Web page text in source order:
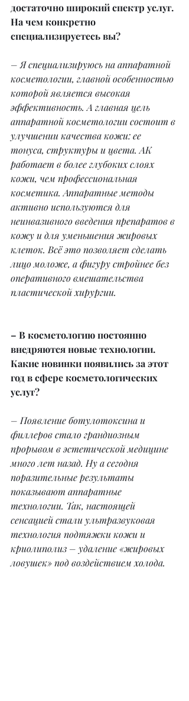
достаточно широкий спектр услуг.
На чем конкретно
специализируетесь вы?
– Я специализируюсь на аппаратной
косметологии, главной особенностью
которой является высокая
эффективность. А главная цель
аппаратной косметологии состоит в
улучшении качества кожи: ее
тонуса, структуры и цвета. АК
работает в более глубоких слоях
кожи, чем профессиональная
косметика. Аппаратные методы
активно используются для
неинвазивного введения препаратов в
кожу и для уменьшения жировых
клеток. Всё это позволяет сделать
лицо моложе, а фигуру стройнее без
оперативного вмешательства
пластической хирургии.
– В косметологию постоянно
внедряются новые технологии.
Какие новинки появились за этот
год в сфере косметологических
услуг?
– Появление ботулотоксина и
филлеров стало грандиозным
прорывом в эстетической медицине
много лет назад. Ну а сегодня
поразительные результаты
показывают аппаратные
технологии. Так, настоящей
сенсацией стали ультразвуковая
технология подтяжки кожи и
криолиполиз – удаление «жировых
ловушек» под воздействием холода.